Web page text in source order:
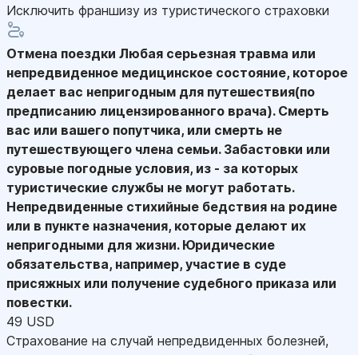
Исключить франшизу из туристического страховки
Отмена поездки Любая серьезная травма или
непредвиденное медицинское состояние, которое
делает вас непригодным для путешествия(по
предписанию лицензированного врача). Смерть
вас или вашего попутчика, или смерть не
путешествующего члена семьи. Забастовки или
суровые погодные условия, из - за которых
туристические службы не могут работать.
Непредвиденные стихийные бедствия на родине
или в пункте назначения, которые делают их
непригодными для жизни. Юридические
обязательства, например, участие в суде
присяжных или получение судебного приказа или
повестки.
49 USD
Страхование на случай непредвиденных болезней,